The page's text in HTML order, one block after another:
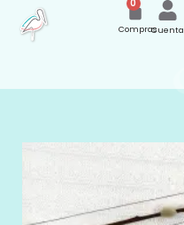
Cuenta
0
Compras